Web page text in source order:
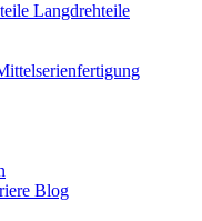
Langdrehteile
Blog